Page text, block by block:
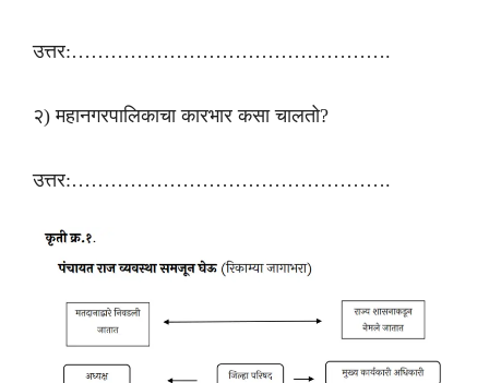
उत्तर:………………………………………….
२) महानगरपालिकाचा कारभार कसा चालतो?
उत्तर:………………………………………….